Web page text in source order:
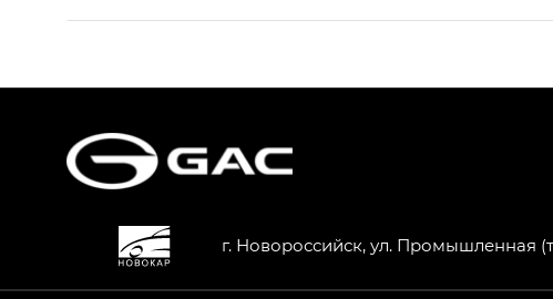
HYPTEC HT — Хайптек Эйч Ти (HYPTEC HT) в
GS8 — Джи Эс 8 (GS8) в комплектациях Джи
г. Новороссийск, ул. Промышленная